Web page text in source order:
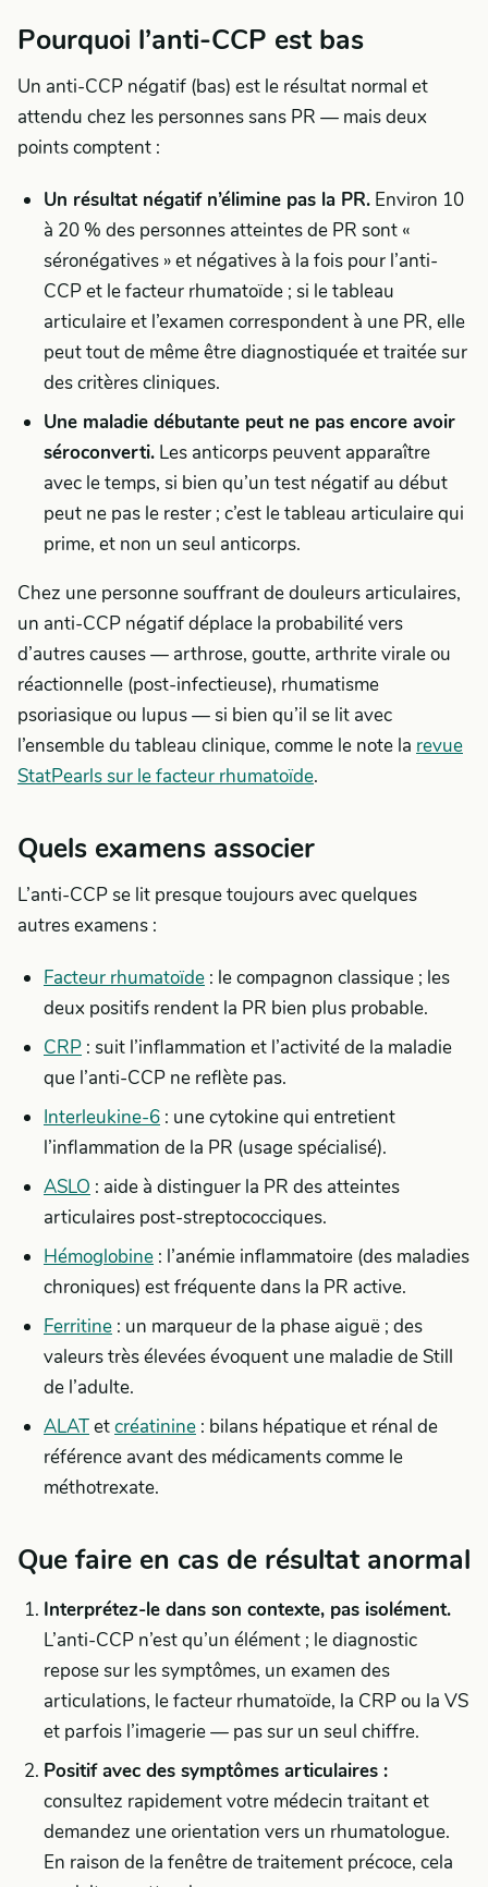
Pourquoi l’anti-CCP est bas
Un anti-CCP négatif (bas) est le résultat normal et
attendu chez les personnes sans PR — mais deux
points comptent :
Un résultat négatif n’élimine pas la PR. Environ 10
à 20 % des personnes atteintes de PR sont «
séronégatives » et négatives à la fois pour l’anti-
CCP et le facteur rhumatoïde ; si le tableau
articulaire et l’examen correspondent à une PR, elle
peut tout de même être diagnostiquée et traitée sur
des critères cliniques.
Une maladie débutante peut ne pas encore avoir
séroconverti. Les anticorps peuvent apparaître
avec le temps, si bien qu’un test négatif au début
peut ne pas le rester ; c’est le tableau articulaire qui
prime, et non un seul anticorps.
Chez une personne souffrant de douleurs articulaires,
un anti-CCP négatif déplace la probabilité vers
d’autres causes — arthrose, goutte, arthrite virale ou
réactionnelle (post-infectieuse), rhumatisme
psoriasique ou lupus — si bien qu’il se lit avec
l’ensemble du tableau clinique, comme le note la revue
StatPearls sur le facteur rhumatoïde.
Quels examens associer
L’anti-CCP se lit presque toujours avec quelques
autres examens :
Facteur rhumatoïde : le compagnon classique ; les
deux positifs rendent la PR bien plus probable.
CRP : suit l’inflammation et l’activité de la maladie
que l’anti-CCP ne reflète pas.
Interleukine-6 : une cytokine qui entretient
l’inflammation de la PR (usage spécialisé).
ASLO : aide à distinguer la PR des atteintes
articulaires post-streptococciques.
Hémoglobine : l’anémie inflammatoire (des maladies
chroniques) est fréquente dans la PR active.
Ferritine : un marqueur de la phase aiguë ; des
valeurs très élevées évoquent une maladie de Still
de l’adulte.
ALATetcréatinine : bilans hépatique et rénal de
référence avant des médicaments comme le
méthotrexate.
Que faire en cas de résultat anormal
Interprétez-le dans son contexte, pas isolément.
L’anti-CCP n’est qu’un élément ; le diagnostic
repose sur les symptômes, un examen des
articulations, le facteur rhumatoïde, la CRP ou la VS
et parfois l’imagerie — pas sur un seul chiffre.
Positif avec des symptômes articulaires :
consultez rapidement votre médecin traitant et
demandez une orientation vers un rhumatologue.
En raison de la fenêtre de traitement précoce, cela